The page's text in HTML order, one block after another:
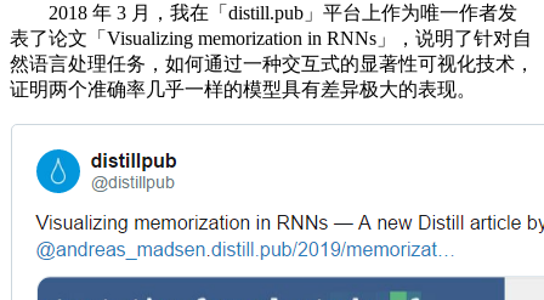
2018 年 3 月，我在「distill.pub」平台上作为唯一作者发
表了论文「Visualizing memorization in RNNs」，说明了针对自
然语言处理任务，如何通过一种交互式的显著性可视化技术，
证明两个准确率几乎一样的模型具有差异极大的表现。